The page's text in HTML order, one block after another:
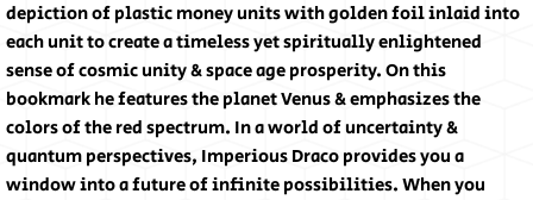
depiction of plastic money units with golden foil inlaid into
each unit to create a timeless yet spiritually enlightened
sense of cosmic unity & space age prosperity. On this
bookmark he features the planet Venus & emphasizes the
colors of the red spectrum. In a world of uncertainty &
quantum perspectives, Imperious Draco provides you a
window into a future of infinite possibilities. When you